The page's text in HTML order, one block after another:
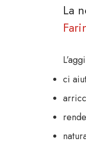
La
ci